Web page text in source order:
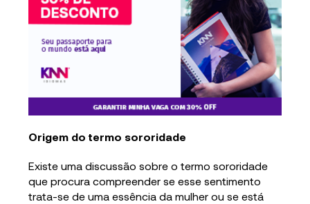
Origem do termo sororidade
Existe uma discussão sobre o termo sororidade
que procura compreender se esse sentimento
trata-se de uma essência da mulher ou se está